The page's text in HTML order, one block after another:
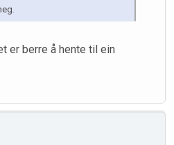
er berre å hente til ein